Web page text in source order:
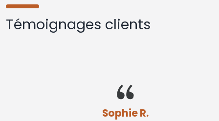
Témoignages clients
Sophie R.